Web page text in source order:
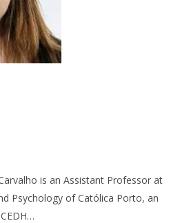
is an Assistant Professor at
Psychology of Católica Porto, an